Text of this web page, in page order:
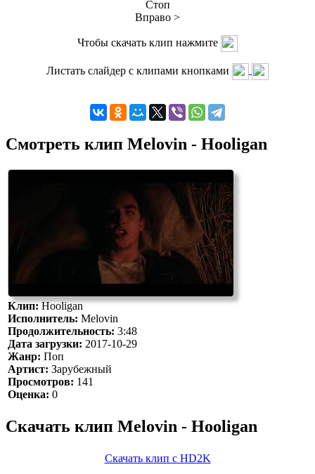
Стоп
Вправо >
Чтобы скачать клип нажмите
Листать слайдер с клипами кнопками
Смотреть клип Melovin - Hooligan
Клип:Hooligan
Исполнитель: Melovin
Продолжительность: 3:48
Дата загрузки: 2017-10-29
Жанр: Поп
Артист: Зарубежный
Просмотров: 141
Оценка: 0
Скачать клип Melovin - Hooligan
Скачать клип с HD2K